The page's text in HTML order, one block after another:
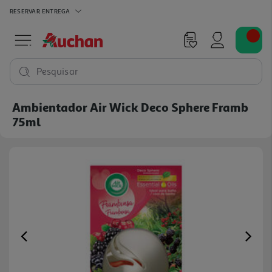
RESERVAR ENTREGA
Pesquisar
Ambientador Air Wick Deco Sphere Framb
75ml
Previous